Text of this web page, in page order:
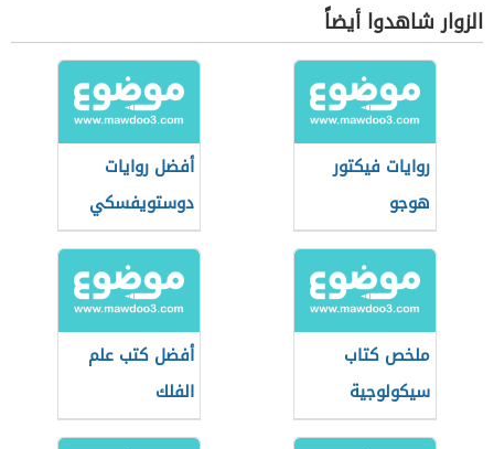
الزوار شاهدوا أيضاً
روايات فيكتور
هوجو
أفضل روايات
دوستويفسكي
ملخص كتاب
سيكولوجية
الجماهير
أفضل كتب علم
الفلك